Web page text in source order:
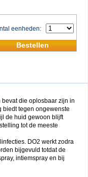
eenheden:
Bestellen
die oplosbaar zijn in
biedt tegen ongewenste
de huid gewoon blijft
tot de meeste
DO2 werkt zodra
bijgevuld totdat de
intiemspray en bij